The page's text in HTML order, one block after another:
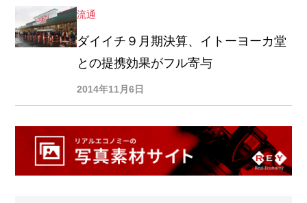
流通
ダイイチ９月期決算、イトーヨーカ堂
との提携効果がフル寄与
2014年11月6日